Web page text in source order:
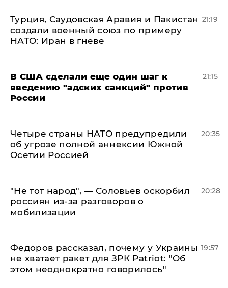
Турция, Саудовская Аравия и Пакистан
создали военный союз по примеру
НАТО: Иран в гневе
21:19
В США сделали еще один шаг к
введению "адских санкций" против
России
21:15
Четыре страны НАТО предупредили
об угрозе полной аннексии Южной
Осетии Россией
20:35
​"Не тот народ", — Соловьев оскорбил
россиян из-за разговоров о
мобилизации
20:28
Федоров рассказал, почему у Украины
не хватает ракет для ЗРК Patriot: "Об
этом неоднократно говорилось"
19:57